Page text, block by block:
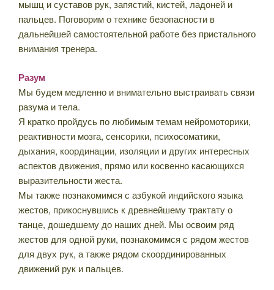
мышц и суставов рук, запястий, кистей, ладоней и
пальцев. Поговорим о технике безопасности в
дальнейшей самостоятельной работе без пристального
внимания тренера.
Разум
Мы будем медленно и внимательно выстраивать связи
разума и тела.
Я кратко пройдусь по любимым темам нейромоторики,
реактивности мозга, сенсорики, психосоматики,
дыхания, координации, изоляции и других интересных
аспектов движения, прямо или косвенно касающихся
выразительности жеста.
Мы также познакомимся с азбукой индийского языка
жестов, прикоснувшись к древнейшему трактату о
танце, дошедшему до наших дней. Мы освоим ряд
жестов для одной руки, познакомимся с рядом жестов
для двух рук, а также рядом скоординированных
движений рук и пальцев.